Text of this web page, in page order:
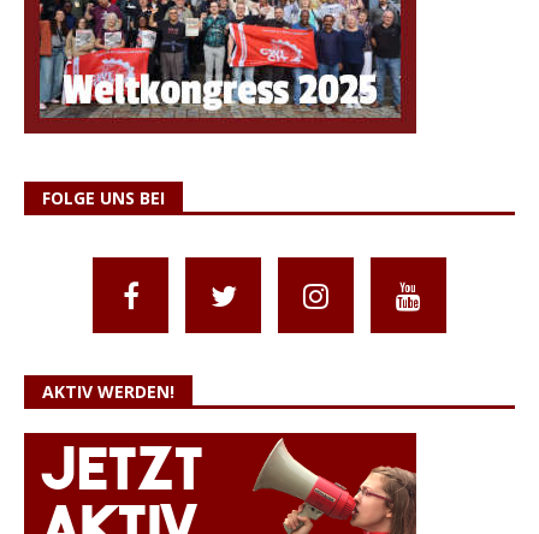
FOLGE UNS BEI
AKTIV WERDEN!